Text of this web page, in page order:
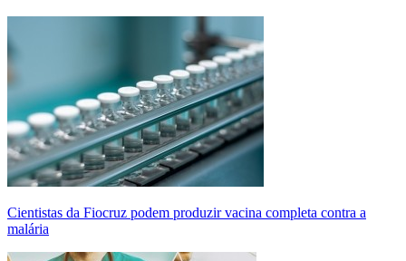
Cientistas da Fiocruz podem produzir vacina completa contra a
malária